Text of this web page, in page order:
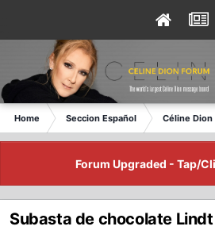
Home Seccion Español Céline
Forum Upgraded - Tap/
Subasta de chocolate Lindt